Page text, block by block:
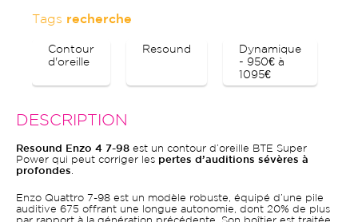
Tags recherche
Contour
d'oreille
Resound
Dynamique
- 950€ à
1095€
DESCRIPTION
Resound Enzo 4 7-98 est un contour d’oreille BTE Super
Power qui peut corriger les pertes d’auditions sévères à
profondes
Enzo Quattro 7-98 est un modèle robuste, équipé d’une pile
auditive 675 offrant une longue autonomie, dont 20% de plus